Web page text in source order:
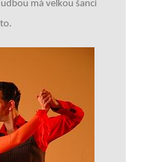
má velkou šanci